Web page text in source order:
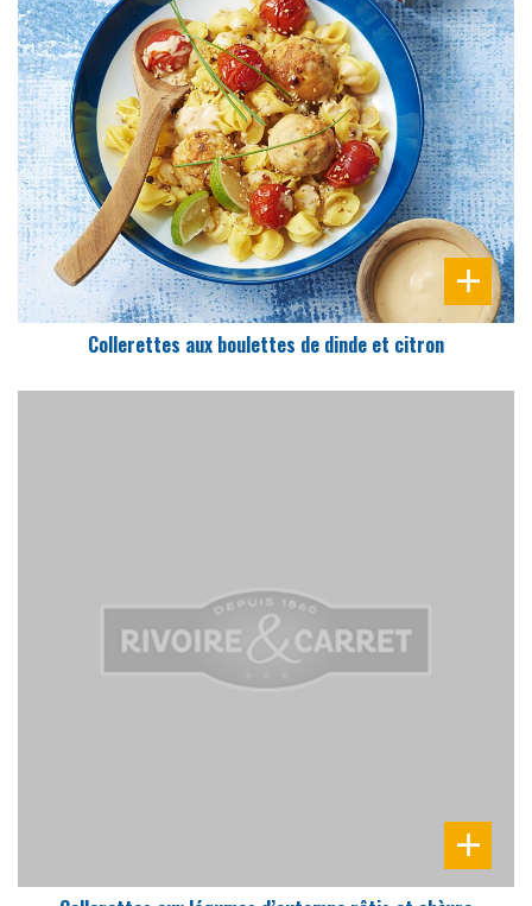
PRÉPARATION
15 Min
Collerettes aux boulettes de dinde et citron